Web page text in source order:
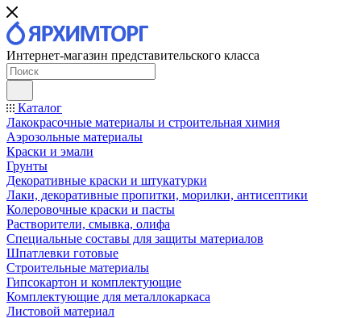
Интернет-магазин представительского класса
Каталог
Лакокрасочные материалы и строительная химия
Аэрозольные материалы
Краски и эмали
Грунты
Декоративные краски и штукатурки
Лаки, декоративные пропитки, морилки, антисептики
Колеровочные краски и пасты
Растворители, смывка, олифа
Специальные составы для защиты материалов
Шпатлевки готовые
Строительные материалы
Гипсокартон и комплектующие
Комплектующие для металлокаркаса
Листовой материал